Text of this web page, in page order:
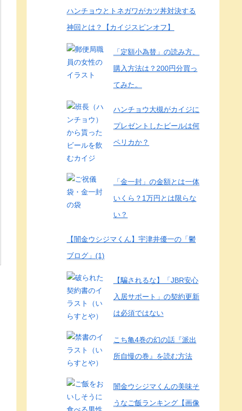
ハンチョウとトネガワがカツ丼対決する
神回とは？【カイジスピンオフ】
「定額小為替」の読み方、
購入方法は？200円分買っ
てみた。
ハンチョウ大槻がカイジに
プレゼントしたビールは何
ペリカか？
「金一封」の金額とは一体
いくら？1万円とは限らな
い？
【闇金ウシジマくん】宇津井優一の「鬱
ブログ」(1)
【騙されるな】「JBR安心
入居サポート」の契約更新
は必須ではない
こち亀4巻の幻の話『派出
所自慢の巻』を読む方法
闇金ウシジマくんの美味そ
うなご飯ランキング【画像